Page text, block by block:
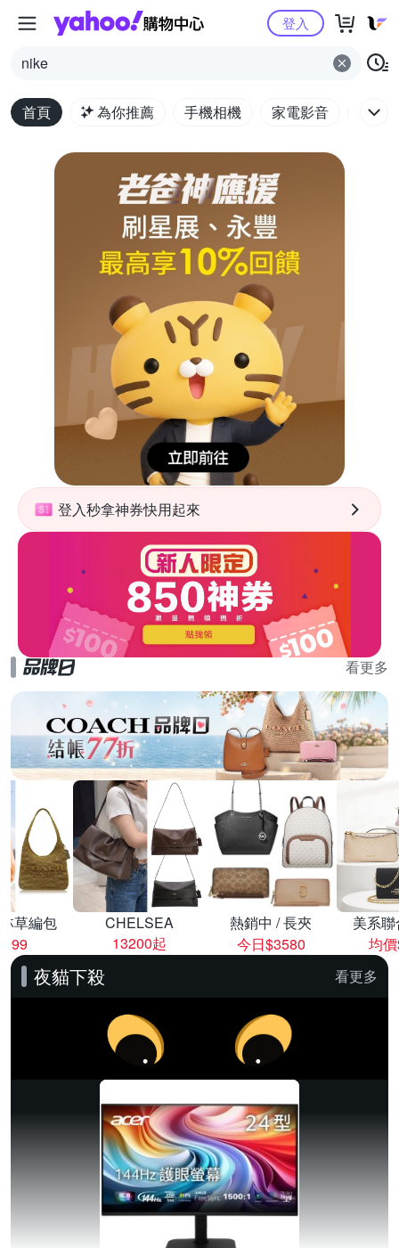
Yahoo購物中心
nike
登入
首頁 為你推薦 手機相機 家電影音 電腦
登入秒拿神券快用起來
看更多
草編包
CHELSEA
13200起
熱銷中 / 長夾
今日$3580
美系
均
夜貓下殺 看更多